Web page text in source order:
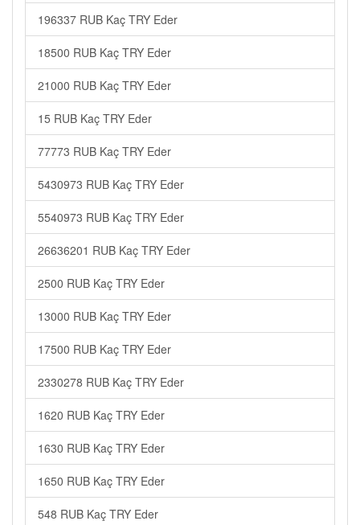
196337 RUB Kaç TRY Eder
18500 RUB Kaç TRY Eder
21000 RUB Kaç TRY Eder
15 RUB Kaç TRY Eder
77773 RUB Kaç TRY Eder
5430973 RUB Kaç TRY Eder
5540973 RUB Kaç TRY Eder
26636201 RUB Kaç TRY Eder
2500 RUB Kaç TRY Eder
13000 RUB Kaç TRY Eder
17500 RUB Kaç TRY Eder
2330278 RUB Kaç TRY Eder
1620 RUB Kaç TRY Eder
1630 RUB Kaç TRY Eder
1650 RUB Kaç TRY Eder
548 RUB Kaç TRY Eder